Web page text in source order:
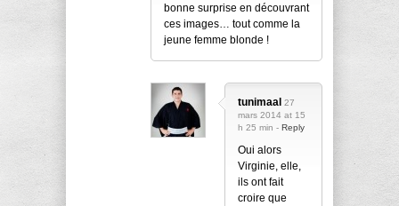
bonne surprise en découvrant
ces images… tout comme la
jeune femme blonde !
tunimaal 27
mars 2014 at 15
h 25 min - Reply
Oui alors
Virginie, elle,
ils ont fait
croire que